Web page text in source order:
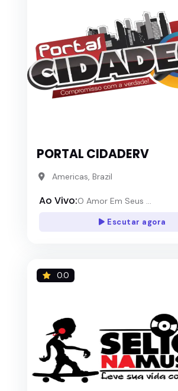
PORTAL CIDADERV
Americas, Brazil
Ao Vivo:O Amor Em Seus ...
Escutar agora
0.0